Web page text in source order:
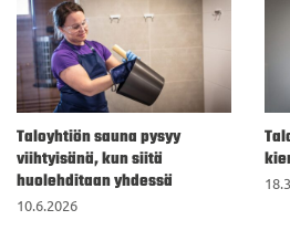
Taloyhtiön sauna pysyy
viihtyisänä, kun siitä
huolehditaan yhdessä
10.6.2026